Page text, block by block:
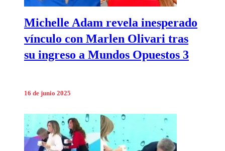
Michelle Adam revela inesperado
vínculo con Marlen Olivari tras
su ingreso a Mundos Opuestos 3
16 de junio 2025